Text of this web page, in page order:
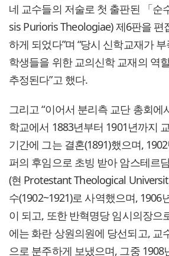
네 교수들의 저술로 첫 출판된 「순
sis Purioris Theologiae) 제6판을 편
하게 되었다”며 “당시 신학교재가
학생들을 위한 교의신학 교재의 역
추정된다”고 했다.
그리고 “이어서 분리측 교단 총회에
학교에서 1883년부터 1901년까지
기간에 그는 결혼(1891)했으며,
퍼의 후임으로 초빙 받아 암스테르
(현 Protestant Theological
수(1902~1921)로 사역했으며, 1906
이 되고, 또한 반혁명당 임시의장으
에는 화란 상원의원에 당선되고, 교
으로 분주하게 보냈으며, 그중 1908